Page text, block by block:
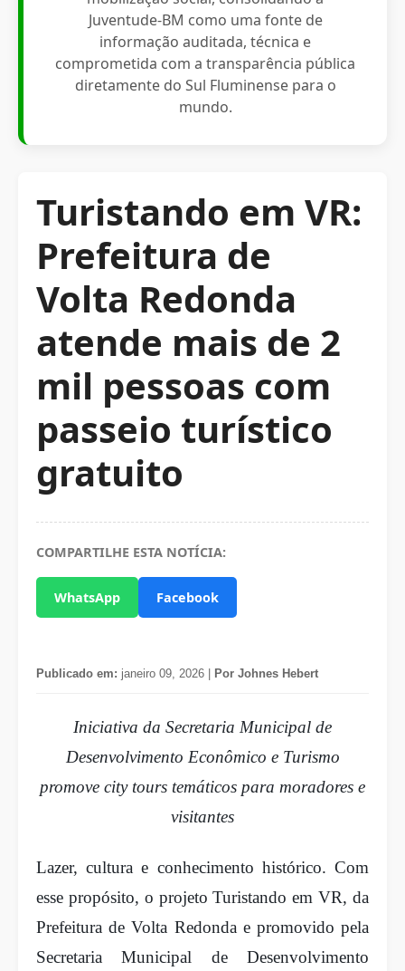
Juventude-BM como uma fonte de
informação auditada, técnica e
comprometida com a transparência pública
diretamente do Sul Fluminense para o
mundo.
Turistando em VR:
Prefeitura de
Volta Redonda
atende mais de 2
mil pessoas com
passeio turístico
gratuito
COMPARTILHE ESTA NOTÍCIA:
WhatsApp Facebook
Publicado em: janeiro 09, 2026 | Por Johnes Hebert
Iniciativa da Secretaria Municipal de
Desenvolvimento Econômico e Turismo
promove city tours temáticos para moradores e
visitantes
Lazer, cultura e conhecimento histórico. Com
esse propósito, o projeto Turistando em VR, da
Prefeitura de Volta Redonda e promovido pela
Secretaria Municipal de Desenvolvimento